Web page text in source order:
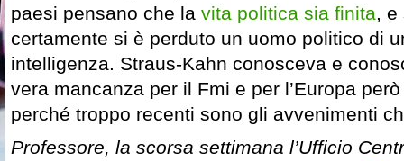
paesi pensano che la vita politica sia finita, e
certamente si è perduto un uomo politico di
intelligenza. Straus-Kahn conosceva e
vera mancanza per il Fmi e per l’Europa
perché troppo recenti sono gli avvenimenti
Professore, la scorsa settimana l’Ufficio